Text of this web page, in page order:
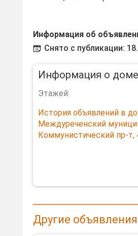
Информация об
Снято с публикации:
Информация о доме
Этажей:
История объявлений в
Междуреченский
Коммунистический пр-т,
Другие